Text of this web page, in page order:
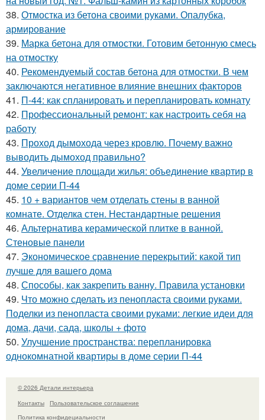
38. Отмостка из бетона своими руками. Опалубка,
армирование
39. Марка бетона для отмостки. Готовим бетонную смесь
на отмостку
40. Рекомендуемый состав бетона для отмостки. В чем
заключаются негативное влияние внешних факторов
41. П-44: как спланировать и перепланировать комнату
42. Профессиональный ремонт: как настроить себя на
работу
43. Проход дымохода через кровлю. Почему важно
выводить дымоход правильно?
44. Увеличение площади жилья: объединение квартир в
доме серии П-44
45. 10 + вариантов чем отделать стены в ванной
комнате. Отделка стен. Нестандартные решения
46. Альтернатива керамической плитке в ванной.
Стеновые панели
47. Экономическое сравнение перекрытий: какой тип
лучше для вашего дома
48. Способы, как закрепить ванну. Правила установки
49. Что можно сделать из пенопласта своими руками.
Поделки из пенопласта своими руками: легкие идеи для
дома, дачи, сада, школы + фото
50. Улучшение пространства: перепланировка
однокомнатной квартиры в доме серии П-44
© 2026 Детали интерьера
Контакты
Пользовательское соглашение
Политика конфидециальности